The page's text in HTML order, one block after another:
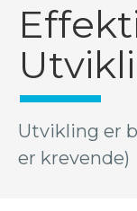
Utvikling er
er krevende)